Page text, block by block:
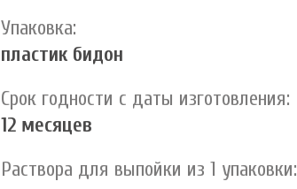
Упаковка:
пластик бидон
Срок годности с даты изготовления:
12 месяцев
Раствора для выпойки из 1 упаковки: